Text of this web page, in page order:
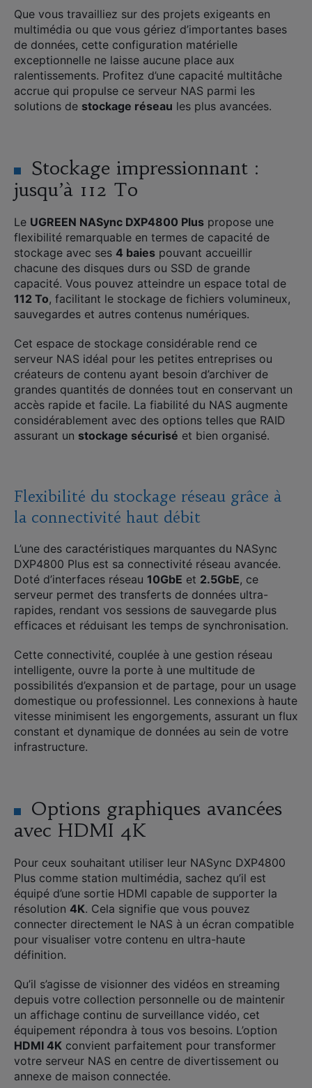
Que vous travailliez sur des projets exigeants en
multimédia ou que vous gériez d’importantes bases
de données, cette configuration matérielle
exceptionnelle ne laisse aucune place aux
ralentissements. Profitez d’une capacité multitâche
accrue qui propulse ce serveur NAS parmi les
solutions de stockage réseau les plus avancées.
Stockage impressionnant :
jusqu’à 112 To
Le UGREEN NASync DXP4800 Plus propose une
flexibilité remarquable en termes de capacité de
stockage avec ses 4 baies pouvant accueillir
chacune des disques durs ou SSD de grande
capacité. Vous pouvez atteindre un espace total de
112 To, facilitant le stockage de fichiers volumineux,
sauvegardes et autres contenus numériques.
Cet espace de stockage considérable rend ce
serveur NAS idéal pour les petites entreprises ou
créateurs de contenu ayant besoin d’archiver de
grandes quantités de données tout en conservant un
accès rapide et facile. La fiabilité du NAS augmente
considérablement avec des options telles que RAID
assurant un stockage sécurisé et bien organisé.
Flexibilité du stockage réseau grâce à
la connectivité haut débit
L’une des caractéristiques marquantes du NASync
DXP4800 Plus est sa connectivité réseau avancée.
Doté d’interfaces réseau 10GbE et 2.5GbE, ce
serveur permet des transferts de données ultra-
rapides, rendant vos sessions de sauvegarde plus
efficaces et réduisant les temps de synchronisation.
Cette connectivité, couplée à une gestion réseau
intelligente, ouvre la porte à une multitude de
possibilités d’expansion et de partage, pour un usage
domestique ou professionnel. Les connexions à haute
vitesse minimisent les engorgements, assurant un flux
constant et dynamique de données au sein de votre
infrastructure.
Options graphiques avancées
avec HDMI 4K
Pour ceux souhaitant utiliser leur NASync DXP4800
Plus comme station multimédia, sachez qu’il est
équipé d’une sortie HDMI capable de supporter la
résolution 4K. Cela signifie que vous pouvez
connecter directement le NAS à un écran compatible
pour visualiser votre contenu en ultra-haute
définition.
Qu’il s’agisse de visionner des vidéos en streaming
depuis votre collection personnelle ou de maintenir
un affichage continu de surveillance vidéo, cet
équipement répondra à tous vos besoins. L’option
HDMI 4K convient parfaitement pour transformer
votre serveur NAS en centre de divertissement ou
annexe de maison connectée.